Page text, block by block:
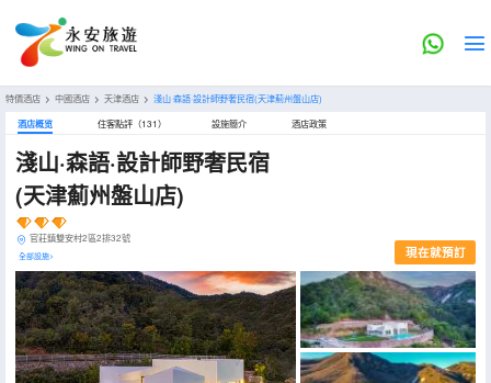
特價酒店 > 中國酒店 > 天津酒店 > 淺山·森語·設計師野奢民宿(天津薊州盤山店)
酒店概览 住客點評（131） 設施簡介 酒店政策
淺山·森語·設計師野奢民宿
(天津薊州盤山店)
官莊鎮雙安村2區2排32號
全部設施> 現在就預訂